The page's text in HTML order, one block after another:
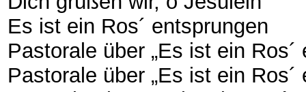
Es ist ein Ros´ entsprungen
Pastorale über „Es ist ein Ros´
Pastorale über „Es ist ein